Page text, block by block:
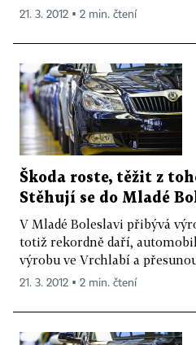
21. 3. 2012 ▪ 2 min. čtení
Škoda roste, těžit z
Stěhují se do Mladé
V Mladé Boleslavi přibývá
totiž rekordně daří,
výrobu ve Vrchlabí a
21. 3. 2012 ▪ 2 min. čtení